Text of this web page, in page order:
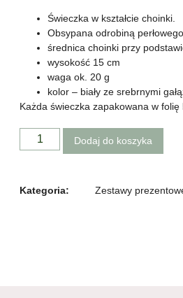
Świeczka w kształcie choinki.
Obsypana odrobiną
średnica choinki przy
wysokość 15 cm
waga ok. 20 g
kolor – biały ze srebrnymi
Każda świeczka zapakowana w folię
Dodaj do koszyka
Kategoria: Zestawy